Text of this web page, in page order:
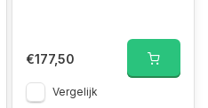
€177,50
Vergelijk